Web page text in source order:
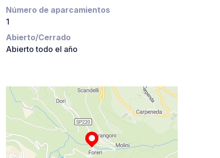
Número de aparcamientos
1
Abierto/Cerrado
Abierto todo el año